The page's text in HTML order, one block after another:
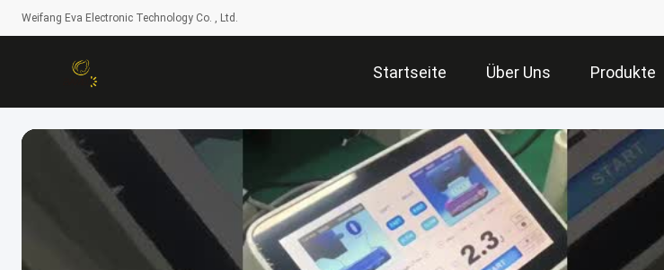
Weifang Eva Electronic Technology Co. , Ltd.
Startseite Über Uns Produkte